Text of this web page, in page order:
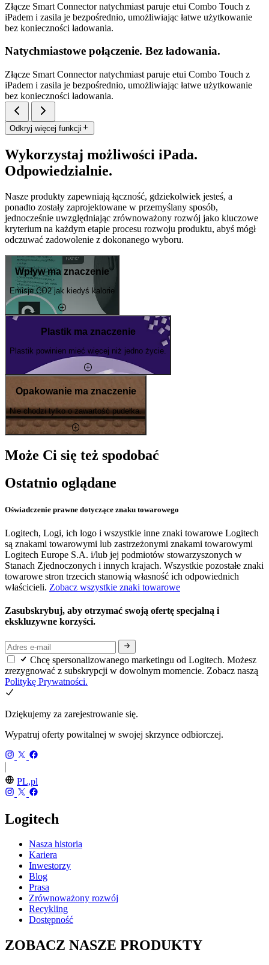
Złącze Smart Connector natychmiast paruje etui Combo Touch z
iPadem i zasila je bezpośrednio, umożliwiając łatwe użytkowanie
bez konieczności ładowania.
Natychmiastowe połączenie. Bez ładowania.
Złącze Smart Connector natychmiast paruje etui Combo Touch z
iPadem i zasila je bezpośrednio, umożliwiając łatwe użytkowanie
bez konieczności ładowania.
Odkryj więcej funkcji
Wykorzystaj możliwości iPada.
Odpowiedzialnie.
Nasze produkty zapewniają łączność, gdziekolwiek jesteś, a
ponadto zostały zaprojektowane w przemyślany sposób,
jednocześnie uwzględniając zrównoważony rozwój jako kluczowe
kryterium na każdym etapie procesu rozwoju produktu, abyś mógł
odczuwać zadowolenie z dokonanego wyboru.
Wpływ ma znaczenie
Emisje CO2 jak kiedyś kalorie
Plastik ma znaczenie
Plastik powinien mieć więcej niż jedno życie.
Opakowanie ma znaczenie
Nie chodzi tylko o zawartość pudełka.
Może Ci się też spodobać
Ostatnio oglądane
Oświadczenie prawne dotyczące znaku towarowego
Logitech, Logi, ich logo i wszystkie inne znaki towarowe Logitech
są znakami towarowymi lub zastrzeżonymi znakami towarowymi
Logitech Europe S.A. i/lub jej podmiotów stowarzyszonych w
Stanach Zjednoczonych i innych krajach. Wszystkie pozostałe znaki
towarowe stron trzecich stanowią własność ich odpowiednich
właścicieli. Zobacz wszystkie znaki towarowe
Zasubskrybuj, aby otrzymać swoją ofertę specjalną i
ekskluzywne korzyści.
Chcę spersonalizowanego marketingu od Logitech. Możesz
zrezygnować z subskrypcji w dowolnym momencie. Zobacz naszą
Politykę Prywatności.
Dziękujemy za zarejestrowanie się.
Wypatruj oferty powitalnej w swojej skrzynce odbiorczej.
PL,pl
Logitech
Nasza historia
Kariera
Inwestorzy
Blog
Prasa
Zrównoważony rozwój
Recykling
Dostępność
ZOBACZ NASZE PRODUKTY